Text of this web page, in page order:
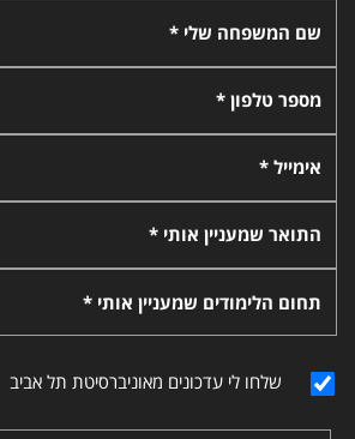
שם המשפחה שלי *
מספר טלפון *
אימייל *
התואר שמעניין אותי *
תחום הלימודים שמעניין אותי *
שלחו לי עדכונים מאוניברסיטת תל אביב